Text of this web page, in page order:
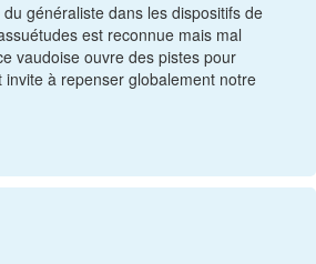
généraliste dans les dispositifs de
est reconnue mais mal
vaudoise ouvre des pistes pour
à repenser globalement notre